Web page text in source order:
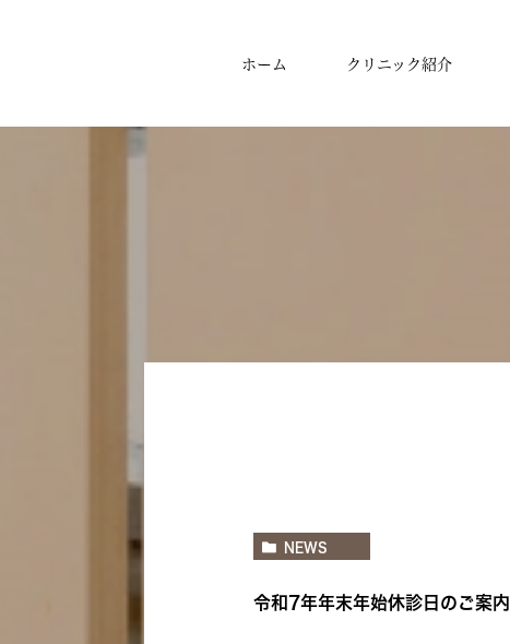
ホーム クリニック紹介
NEWS
令和7年年末年始休診日のご案内